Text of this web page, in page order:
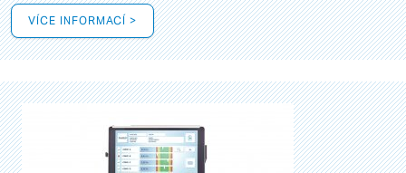
VÍCE INFORMACÍ >